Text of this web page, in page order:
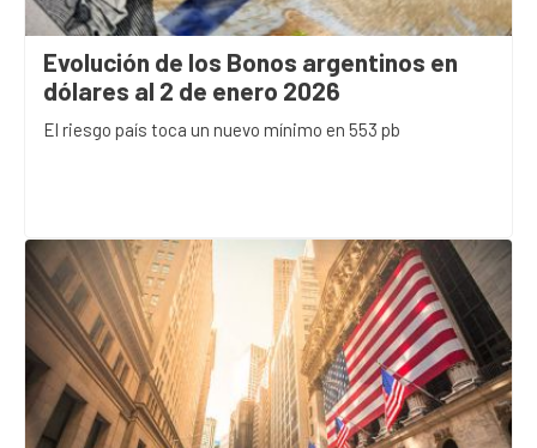
Evolución de los Bonos argentinos en
dólares al 2 de enero 2026
El riesgo país toca un nuevo mínimo en 553 pb